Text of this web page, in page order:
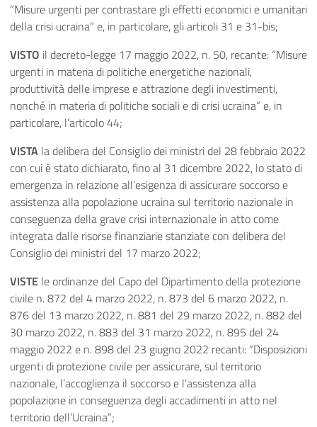
“Misure urgenti per contrastare gli effetti economici e umanitari
della crisi ucraina” e, in particolare, gli articoli 31 e 31-bis;
VISTO il decreto-legge 17 maggio 2022, n. 50, recante: “Misure
urgenti in materia di politiche energetiche nazionali,
produttività delle imprese e attrazione degli investimenti,
nonché in materia di politiche sociali e di crisi ucraina” e, in
particolare, l’articolo 44;
VISTA la delibera del Consiglio dei ministri del 28 febbraio 2022
con cui è stato dichiarato, fino al 31 dicembre 2022, lo stato di
emergenza in relazione all’esigenza di assicurare soccorso e
assistenza alla popolazione ucraina sul territorio nazionale in
conseguenza della grave crisi internazionale in atto come
integrata dalle risorse finanziarie stanziate con delibera del
Consiglio dei ministri del 17 marzo 2022;
VISTE le ordinanze del Capo del Dipartimento della protezione
civile n. 872 del 4 marzo 2022, n. 873 del 6 marzo 2022, n.
876 del 13 marzo 2022, n. 881 del 29 marzo 2022, n. 882 del
30 marzo 2022, n. 883 del 31 marzo 2022, n. 895 del 24
maggio 2022 e n. 898 del 23 giugno 2022 recanti: “Disposizioni
urgenti di protezione civile per assicurare, sul territorio
nazionale, l’accoglienza il soccorso e l’assistenza alla
popolazione in conseguenza degli accadimenti in atto nel
territorio dell’Ucraina”;